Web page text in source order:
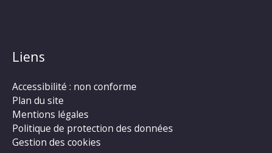
Liens
Accessibilité : non conforme
Plan du site
Mentions légales
Politique de protection des données
Gestion des cookies